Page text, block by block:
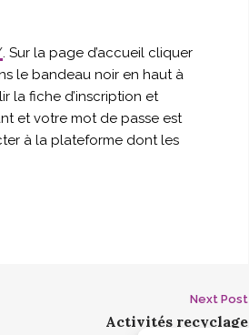
. Sur la page d’accueil cliquer
le bandeau noir en haut à
la fiche d’inscription et
et votre mot de passe est
à la plateforme dont les
Next Post
Activités recyclage